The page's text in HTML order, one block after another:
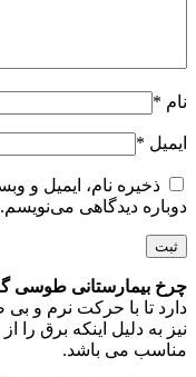
نام *
ایمیل *
ذخیره نام، ایمیل و
دوباره دیدگاهی می‌نویسم.
چرخ بیمارستانی طوسی گردان قطر
دارد تا با حرکت نرم و بی
نیز به دلیل اینکه برق
مناسب می باشد.